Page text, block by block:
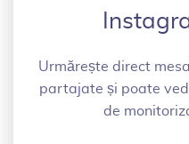
Urmărește direct
partajate și poate
de